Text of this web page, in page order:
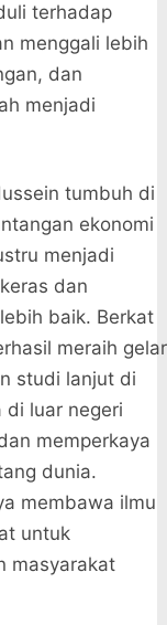
terhadap
menggali lebih
dan
menjadi
tumbuh di
ekonomi
menjadi
dan
baik. Berkat
meraih gelar
studi lanjut di
di luar negeri
memperkaya
dunia.
membawa ilmu
untuk
masyarakat